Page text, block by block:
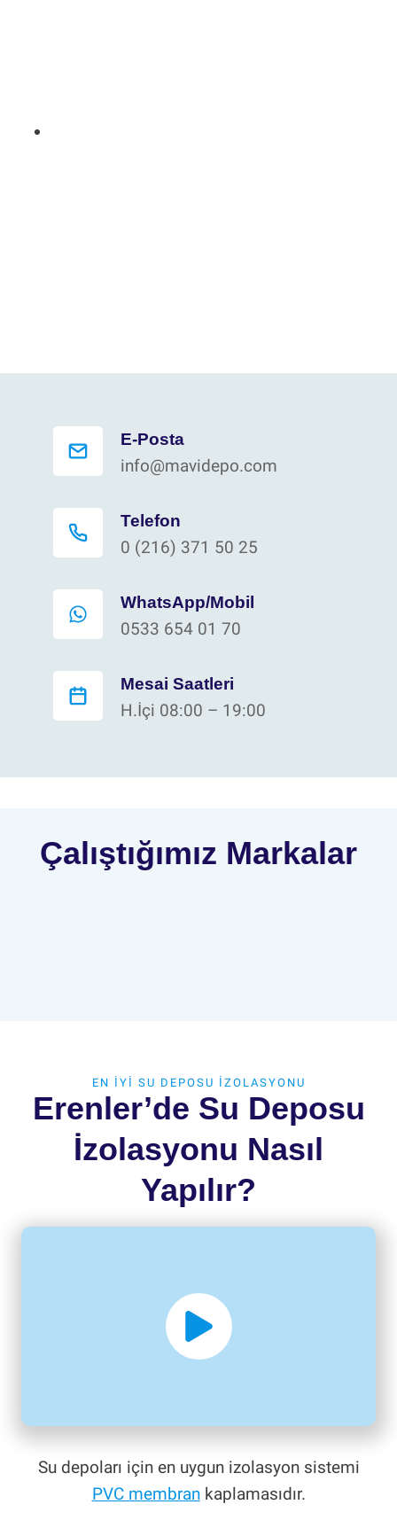
E-Posta
info@mavidepo.com
Telefon
0 (216) 371 50 25
WhatsApp/Mobil
0533 654 01 70
Mesai Saatleri
H.İçi 08:00 – 19:00
Çalıştığımız Markalar
EN İYİ SU DEPOSU İZOLASYONU
Erenler’de Su Deposu
İzolasyonu Nasıl
Yapılır?
Su depoları için en uygun izolasyon sistemi
PVC membrankaplamasıdır.